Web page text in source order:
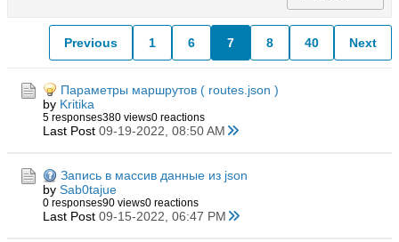
Previous 1 6 7 8 40 Next
Параметры маршрутов ( routes.json )
by Kritika
5 responses380 views0 reactions
Last Post 09-19-2022, 08:50 AM
Запись в массив данные из json
by Sab0tajue
0 responses90 views0 reactions
Last Post 09-15-2022, 06:47 PM